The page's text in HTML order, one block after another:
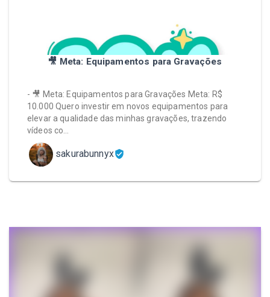
🎥 Meta: Equipamentos para Gravações
- 🎥 Meta: Equipamentos para Gravações Meta: R$
10.000 Quero investir em novos equipamentos para
elevar a qualidade das minhas gravações, trazendo
vídeos co…
sakurabunnyx